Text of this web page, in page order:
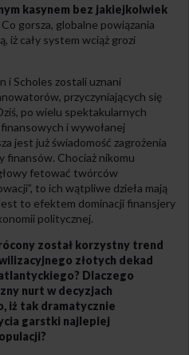
kasynem bez jakiejkolwiek
Co gorsza, globalne powiązania
iż cały system wciąż grozi
i Scholes zostali uznani
przyczyniających się
po wielu spektakularnych
i wywołanej
jest już świadomość zagrożenia
Chociaż nikomu
fetować twórców
to ich wątpliwe dzieła mają
to efektem dominacji finansjery
politycznej.
został korzystny trend
złotych dekad
Dlaczego
nurt w decyzjach
iż tak dramatycznie
garstki najlepiej